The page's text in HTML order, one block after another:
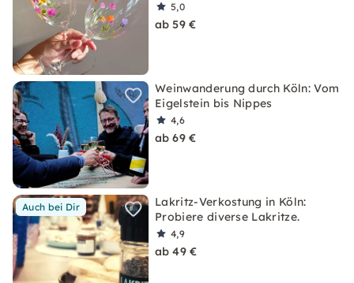
5,0
ab 59 €
Weinwanderung durch Köln: Vom
Eigelstein bis Nippes
4,6
ab 69 €
Auch bei Dir
Lakritz-Verkostung in Köln:
Probiere diverse Lakritze.
4,9
ab 49 €